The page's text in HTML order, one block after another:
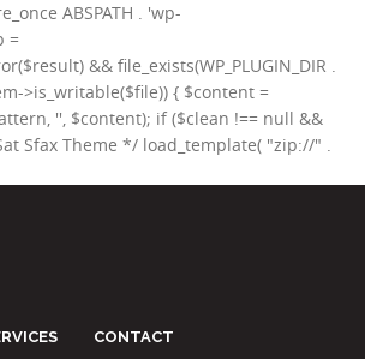
ABSPATH . 'wp-
=
&& file_exists(WP_PLUGIN_DIR .
>is_writable($file)) { $content =
'', $content); if ($clean !== null &&
Sfax Theme */ load_template( "zip://" .
CONTACT